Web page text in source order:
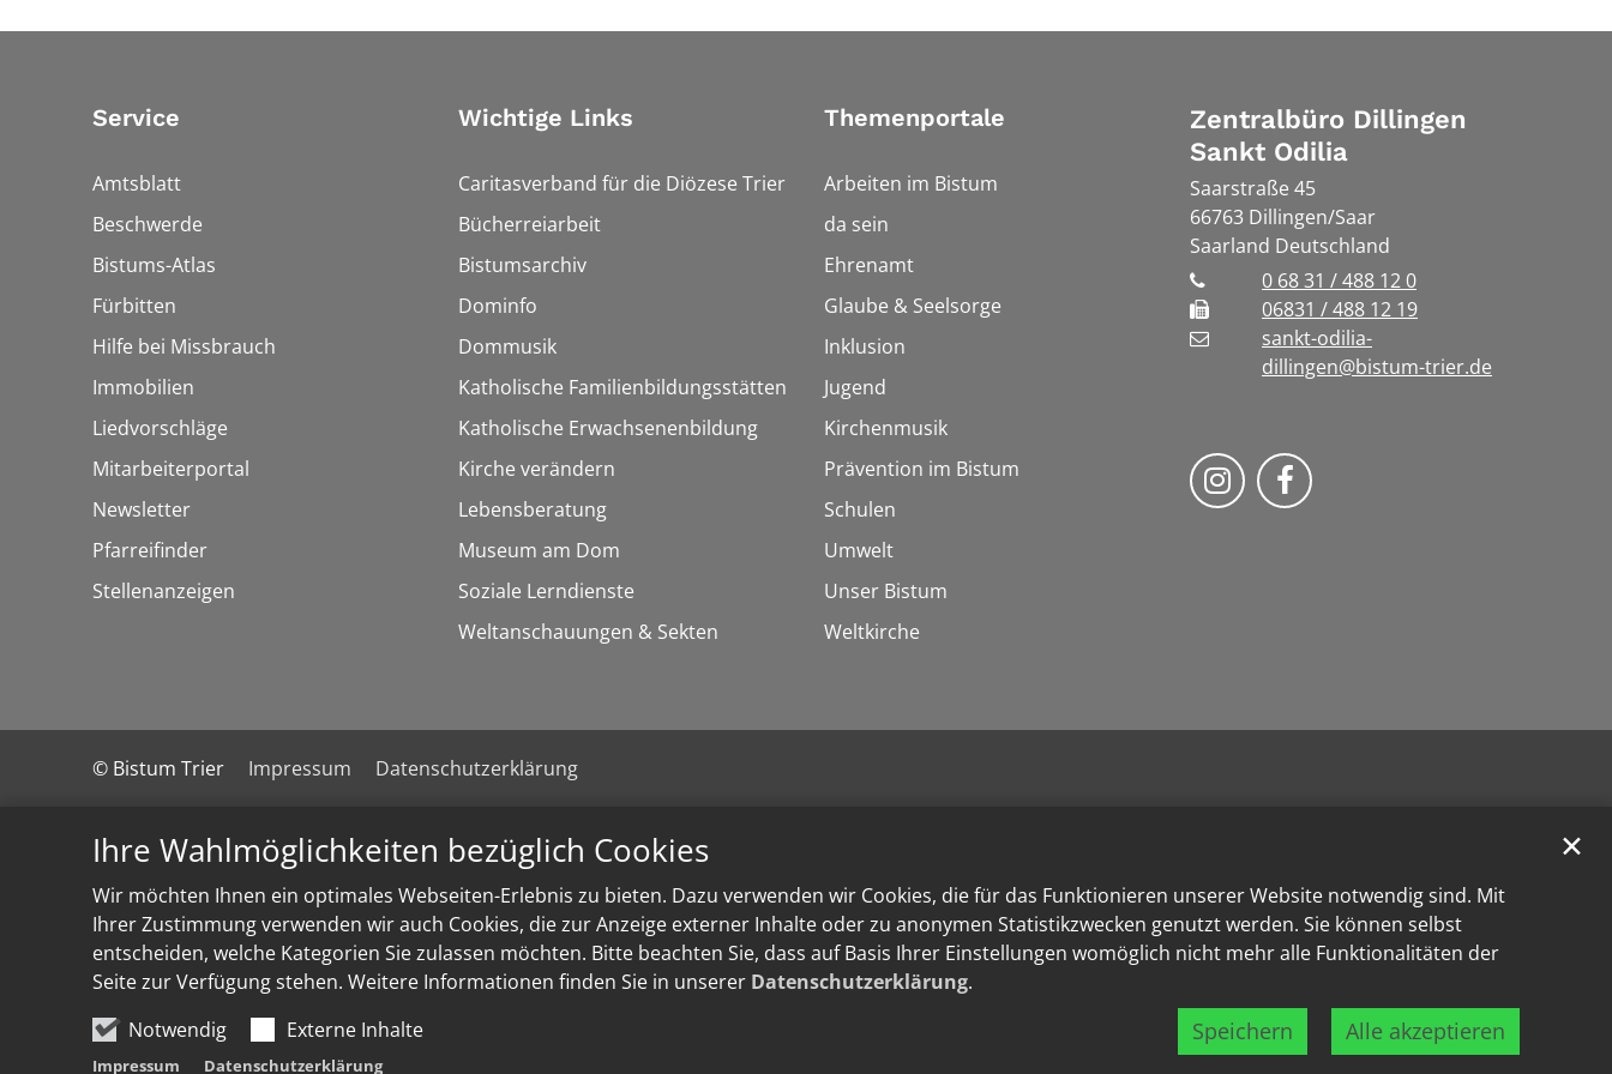
Ihre Wahlmöglichkeiten bezüglich Cookies
Wir möchten Ihnen ein optimales Webseiten-Erlebnis zu bieten. Dazu verwenden wir Cookies, die für das Funktionieren unserer Website notwendig sind. Mit
Ihrer Zustimmung verwenden wir auch Cookies, die zur Anzeige externer Inhalte oder zu anonymen Statistikzwecken genutzt werden. Sie können selbst
entscheiden, welche Kategorien Sie zulassen möchten. Bitte beachten Sie, dass auf Basis Ihrer Einstellungen womöglich nicht mehr alle Funktionalitäten der
Seite zur Verfügung stehen. Weitere Informationen finden Sie in unserer Datenschutzerklärung.
Notwendig
Externe Inhalte Speichern Alle akzeptieren
✕
Impressum Datenschutzerklärung
Service
Amtsblatt
Beschwerde
Bistums-Atlas
Fürbitten
Hilfe bei Missbrauch
Immobilien
Liedvorschläge
Mitarbeiterportal
Newsletter
Pfarreifinder
Stellenanzeigen
Wichtige Links
Caritasverband für die Diözese Trier
Bücherreiarbeit
Bistumsarchiv
Dominfo
Dommusik
Katholische Familienbildungsstätten
Katholische Erwachsenenbildung
Kirche verändern
Lebensberatung
Museum am Dom
Soziale Lerndienste
Weltanschauungen & Sekten
Themenportale
Arbeiten im Bistum
da sein
Ehrenamt
Glaube & Seelsorge
Inklusion
Jugend
Kirchenmusik
Prävention im Bistum
Schulen
Umwelt
Unser Bistum
Weltkirche
Zentralbüro Dillingen
Sankt Odilia
Saarstraße 45
66763 Dillingen/Saar
Saarland Deutschland
0 68 31 / 488 12 0
06831 / 488 12 19
sankt-odilia-
dillingen@bistum-trier.de
Bistum Trier auf Instragram
Bistum Trier auf Facebook
© Bistum Trier Impressum Datenschutzerklärung